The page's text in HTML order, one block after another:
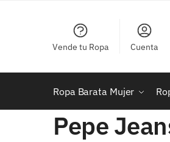
Vende tu Ropa Cuenta
Ropa Barata Mujer
Pepe